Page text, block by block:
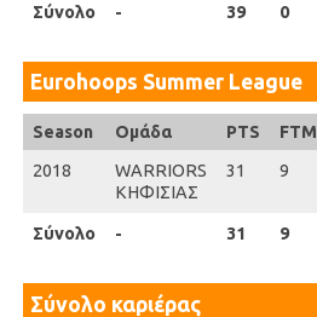
Σύνολο
Σύνολο - 39 0
Eurohoops Summer League
Season
2018
Σύνολο
Season Ομάδα PTS FTM
2018
WARRIORS
ΚΗΦΙΣΙΑΣ
31 9
Σύνολο - 31 9
Σύνολο καριέρας